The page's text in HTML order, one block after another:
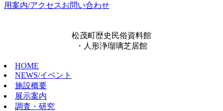
用案内/アクセスお問い合わせ
松茂町歴史民俗資料館
・人形浄瑠璃芝居館
HOME
NEWS/イベント
施設概要
展示案内
調査・研究